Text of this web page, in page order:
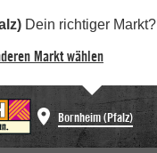
Dein richtiger Markt?
Markt wählen
Bornheim (Pfalz)